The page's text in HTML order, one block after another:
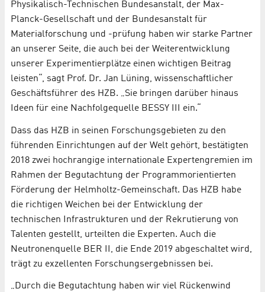
Physikalisch-Technischen Bundesanstalt, der Max-
Planck-Gesellschaft und der Bundesanstalt für
Materialforschung und -prüfung haben wir starke Partner
an unserer Seite, die auch bei der Weiterentwicklung
unserer Experimentierplätze einen wichtigen Beitrag
leisten“, sagt Prof. Dr. Jan Lüning, wissenschaftlicher
Geschäftsführer des HZB. „Sie bringen darüber hinaus
Ideen für eine Nachfolgequelle BESSY III ein.“
Dass das HZB in seinen Forschungsgebieten zu den
führenden Einrichtungen auf der Welt gehört, bestätigten
2018 zwei hochrangige internationale Expertengremien im
Rahmen der Begutachtung der Programmorientierten
Förderung der Helmholtz-Gemeinschaft. Das HZB habe
die richtigen Weichen bei der Entwicklung der
technischen Infrastrukturen und der Rekrutierung von
Talenten gestellt, urteilten die Experten. Auch die
Neutronenquelle BER II, die Ende 2019 abgeschaltet wird,
trägt zu exzellenten Forschungsergebnissen bei.
„Durch die Begutachtung haben wir viel Rückenwind